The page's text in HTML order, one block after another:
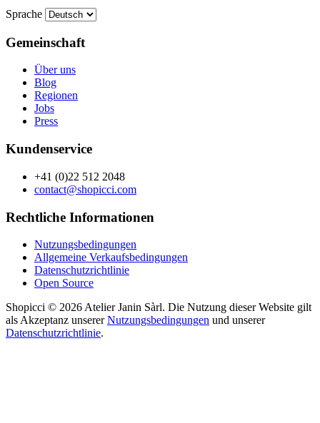
Sprache
Gemeinschaft
Über uns
Blog
Regionen
Jobs
Press
Kundenservice
+41 (0)22 512 2048
contact@shopicci.com
Rechtliche Informationen
Nutzungsbedingungen
Allgemeine Verkaufsbedingungen
Datenschutzrichtlinie
Open Source
Shopicci © 2026 Atelier Janin Sàrl. Die Nutzung dieser Website gilt
als Akzeptanz unsererNutzungsbedingungen und unserer
Datenschutzrichtlinie.